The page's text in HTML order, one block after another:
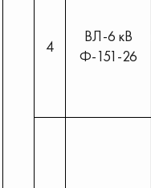
4
ВЛ-6 кВ
Ф-151-26